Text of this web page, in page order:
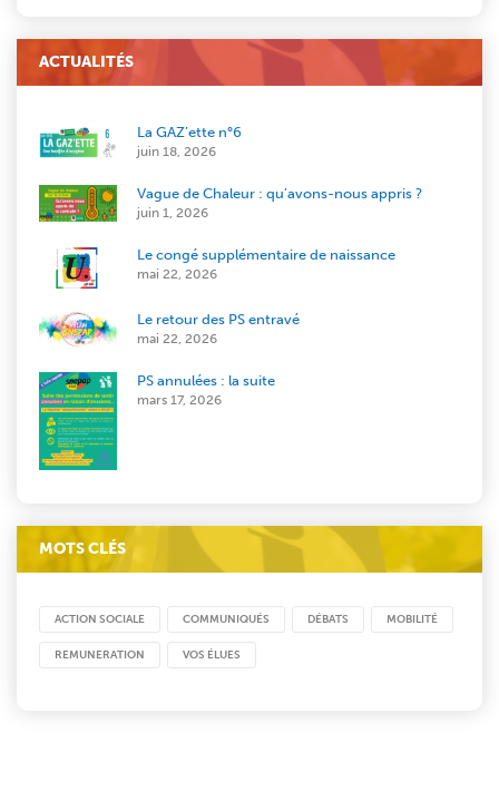
ACTUALITÉS
La GAZ’ette n°6
juin 18, 2026
Vague de Chaleur : qu’avons-nous appris ?
juin 1, 2026
Le congé supplémentaire de naissance
mai 22, 2026
Le retour des PS entravé
mai 22, 2026
PS annulées : la suite
mars 17, 2026
MOTS CLÉS
ACTION SOCIALE COMMUNIQUÉS DÉBATS MOBILITÉ
REMUNERATION VOS ÉLUES